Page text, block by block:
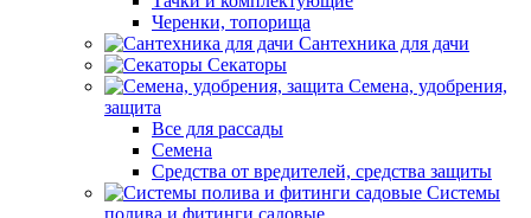
Черенки, топорища
Сантехника для дачи
Секаторы
Семена, удобрения,
защита
Все для рассады
Семена
Средства от вредителей, средства защиты
Системы
полива и фитинги садовые